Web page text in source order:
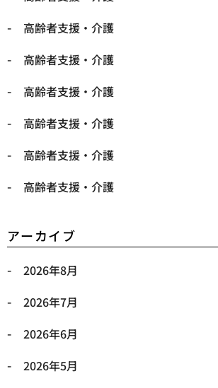
高齢者支援・介護
高齢者支援・介護
高齢者支援・介護
高齢者支援・介護
高齢者支援・介護
高齢者支援・介護
アーカイブ
2026年8月
2026年7月
2026年6月
2026年5月